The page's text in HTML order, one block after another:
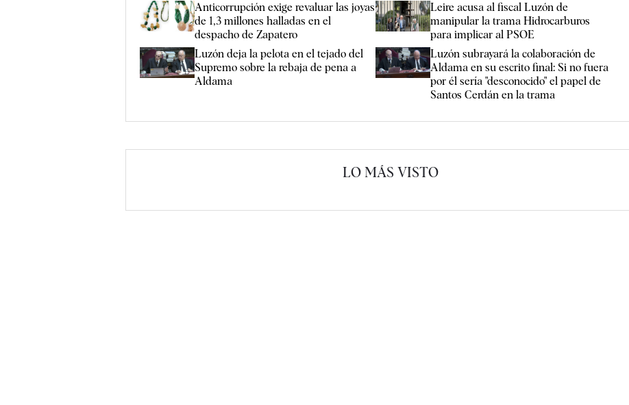
Anticorrupción exige revaluar las joyas
de 1,3 millones halladas en el
despacho de Zapatero
Leire acusa al fiscal Luzón de
manipular la trama Hidrocarburos
para implicar al PSOE
Luzón deja la pelota en el tejado del
Supremo sobre la rebaja de pena a
Aldama
Luzón subrayará la colaboración de
Aldama en su escrito final: Si no fuera
por él sería "desconocido" el papel de
Santos Cerdán en la trama
LO MÁS VISTO